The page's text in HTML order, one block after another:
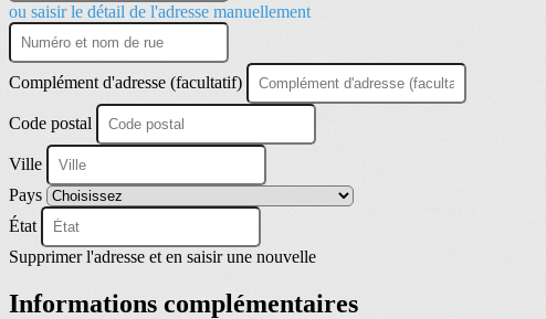
ou saisir le détail de l'adresse manuellement
Complément d'adresse (facultatif)
Code postal
Ville
Pays
État
Supprimer l'adresse et en saisir une nouvelle
Informations complémentaires